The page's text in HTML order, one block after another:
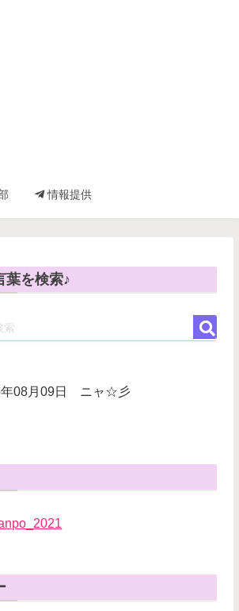
情報提供
葉を検索♪
年08月09日 ニャ☆彡